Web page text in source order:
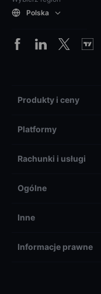
Polska
Produkty i ceny
Platformy
Rachunki i usługi
Ogólne
Inne
Informacje prawne